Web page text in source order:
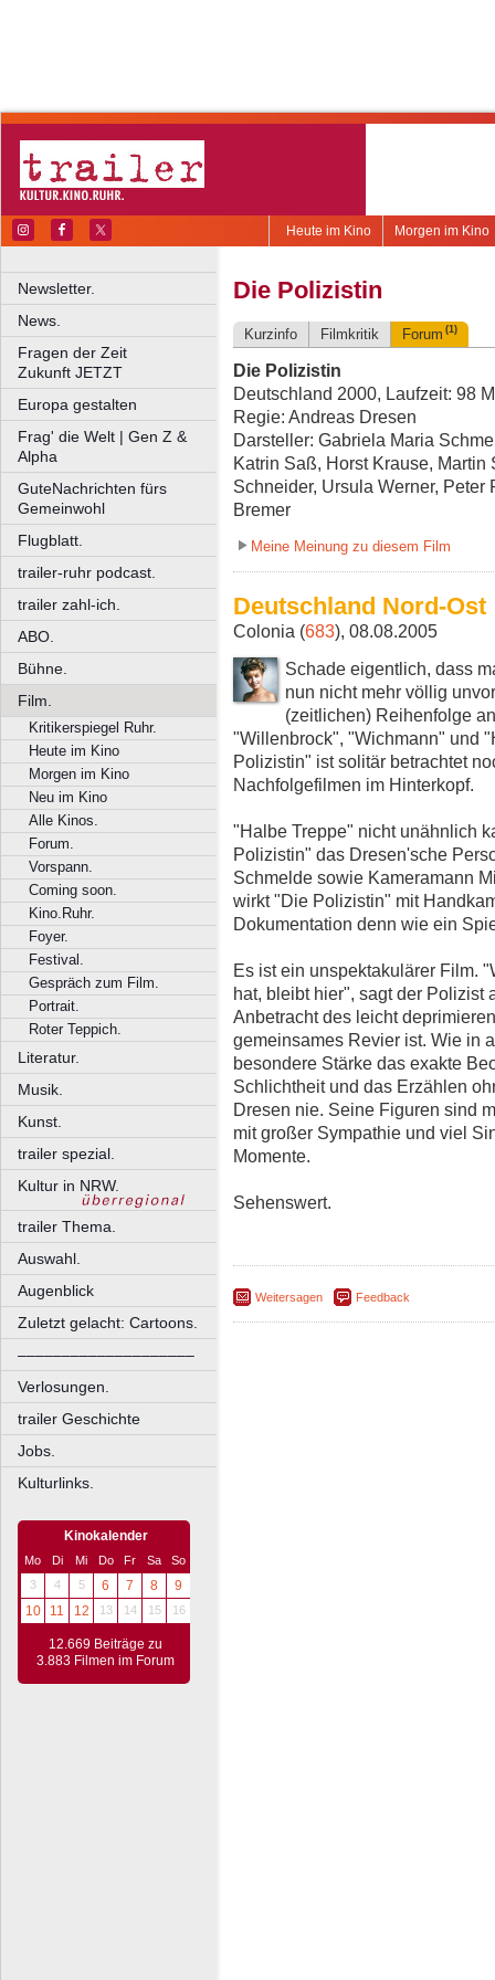
Morgen im Kino
Heute im Kino
Newsletter.
News.
Fragen der Zeit
Zukunft JETZT
Europa gestalten
Frag' die Welt | Gen Z &
Alpha
GuteNachrichten fürs
Gemeinwohl
Flugblatt.
trailer-ruhr podcast.
trailer zahl-ich.
ABO.
Bühne.
Film.
Kritikerspiegel Ruhr.
Heute im Kino
Morgen im Kino
Neu im Kino
Alle Kinos.
Forum.
Vorspann.
Coming soon.
Kino.Ruhr.
Foyer.
Festival.
Gespräch zum Film.
Portrait.
Roter Teppich.
Literatur.
Musik.
Kunst.
trailer spezial.
Kultur in NRW.
trailer Thema.
Auswahl.
Augenblick
Zuletzt gelacht: Cartoons.
––––––––––––––––––––
Verlosungen.
trailer Geschichte
Jobs.
Kulturlinks.
Kinokalender
Mo Di Mi Do Fr Sa
So
3
4 5 6 7 8
9
10
11 12 13 14 15 16
12.669 Beiträge zu
3.883 Filmen im Forum
Die Polizistin
Kurzinfo Filmkritik Forum (1)
Die Polizistin
Deutschland 2000, Laufzeit: 98
Regie: Andreas Dresen
Darsteller: Gabriela Maria
Katrin Saß, Horst Krause,
Schneider, Ursula Werner,
Bremer
Meine Meinung zu diesem Film
Deutschland Nord-Ost
Colonia (683), 08.08.2005
Schade eigentlich, dass
nun nicht mehr völlig
(zeitlichen) Reihenfolge
"Willenbrock", "Wichmann" und
Polizistin" ist solitär betrachtet
Nachfolgefilmen im Hinterkopf.
"Halbe Treppe" nicht unähnlich
Polizistin" das Dresen'sche
Schmelde sowie Kameramann
wirkt "Die Polizistin" mit
Dokumentation denn wie ein
Es ist ein unspektakulärer Film.
hat, bleibt hier", sagt der
Anbetracht des leicht
gemeinsames Revier ist. Wie in
besondere Stärke das exakte
Schlichtheit und das Erzählen
Dresen nie. Seine Figuren sind
mit großer Sympathie und viel
Momente.
Sehenswert.
Weitersagen Feedback